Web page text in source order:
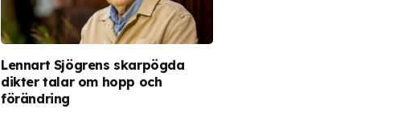
Lennart Sjögrens skarpögda
dikter talar om hopp och
förändring